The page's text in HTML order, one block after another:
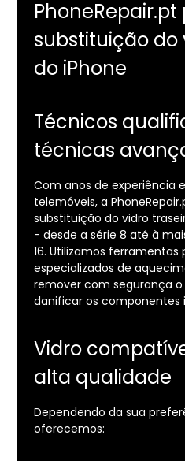
PhoneRepair.pt
substituição do
do iPhone
Técnicos
técnicas
Com anos de experiência
telemóveis, a
substituição do vidro
- desde a série 8 até à
16. Utilizamos
especializados de
remover com segurança
danificar os componentes
Vidro
alta qualidade
Dependendo da sua
oferecemos: